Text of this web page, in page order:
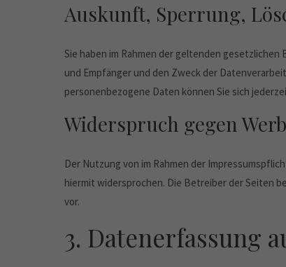
Auskunft, Sperrung,
Sie haben im Rahmen der geltenden
und Empfänger und den Zweck der
personenbezogene Daten können Sie sich
Widerspruch gegen
Der Nutzung von im Rahmen der
hiermit widersprochen. Die Betreiber der Seiten
vor.
3. Datenerfassung